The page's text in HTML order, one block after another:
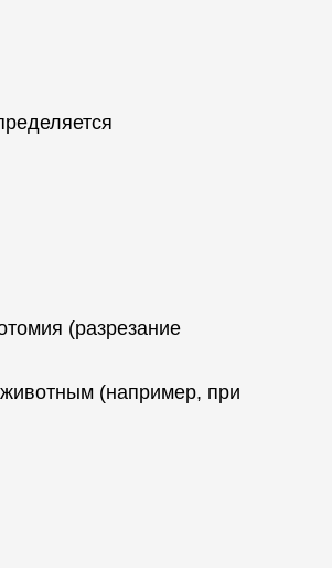
(разрезание
(например, при